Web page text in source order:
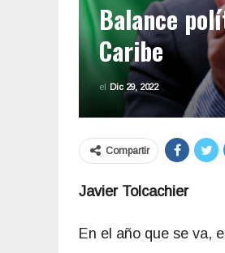
Balance
Caribe
el Dic 29, 2022
Compartir
Javier Tolcachier
En el año que se va,